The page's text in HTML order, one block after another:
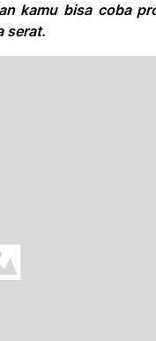
kamu bisa coba
serat.